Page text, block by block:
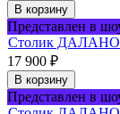
В корзину
Представлен в
Столик ДАЛАНО
17 900 ₽
В корзину
Представлен в